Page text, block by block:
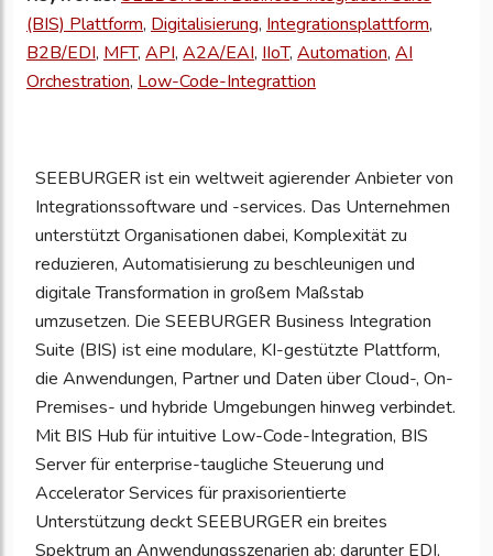
an,
um
Ihre
(BIS) Plattform, Digitalisierung, Integrationsplattform,
B2B/EDI, MFT, API, A2A/EAI, IIoT, Automation, AI
Orchestration, Low-Code-Integrattion
SEEBURGER ist ein weltweit agierender Anbieter von
Integrationssoftware und -services. Das Unternehmen
unterstützt Organisationen dabei, Komplexität zu
reduzieren, Automatisierung zu beschleunigen und
digitale Transformation in großem Maßstab
umzusetzen. Die SEEBURGER Business Integration
Suite (BIS) ist eine modulare, KI-gestützte Plattform,
die Anwendungen, Partner und Daten über Cloud-, On-
Premises- und hybride Umgebungen hinweg verbindet.
Mit BIS Hub für intuitive Low-Code-Integration, BIS
Server für enterprise-taugliche Steuerung und
Accelerator Services für praxisorientierte
Unterstützung deckt SEEBURGER ein breites
Spektrum an Anwendungsszenarien ab: darunter EDI,